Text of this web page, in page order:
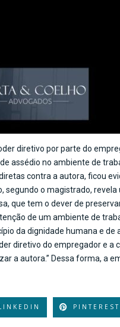
diretivo por parte do
assédio no ambiente de
contra a autora, ficou
segundo o magistrado,
que tem o dever de
de um ambiente de
da dignidade humana e
diretivo do empregador e a
a autora.” Dessa forma, a
PINTEREST